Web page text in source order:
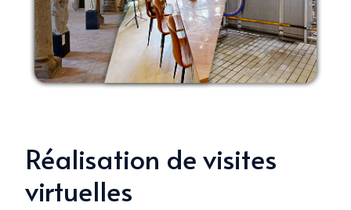
Réalisation de visites
virtuelles